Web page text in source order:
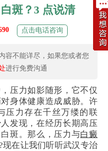
斑？3 点说清
点击电话咨询
容不能详尽，如果您或者您
进行免费沟通
力如影随形，它不仅
身体健康造成威胁。许
压力存在千丝万缕的联
发现，在经历长期高压
斑。那么，压力与白癜
在让我们听听武汉专治